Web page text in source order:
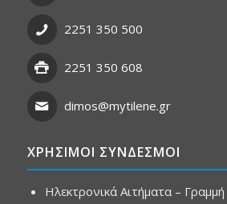
2251 350 500
2251 350 608
dimos@mytilene.gr
ΧΡΗΣΙΜΟΙ ΣΥΝΔΕΣΜΟΙ
Ηλεκτρονικά Αιτήματα –